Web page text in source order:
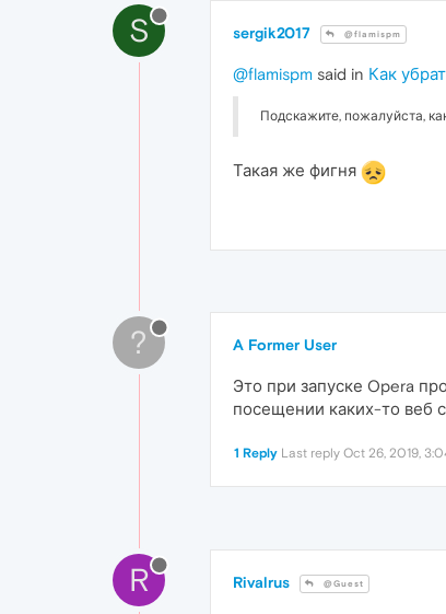
S sergik2017 @flamispm
@flamispm said in Как
Подскажите, пожалуйста,
Такая же фигня
? A Former User
Это при запуске Opera
посещении каких-то веб
1 Reply Last reply Oct 26, 2019,
R Rivalrus @Guest